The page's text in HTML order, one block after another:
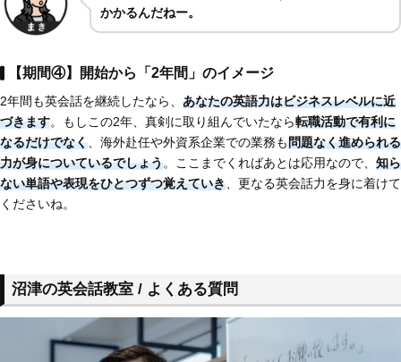
かかるんだねー。
【期間④】開始から「2年間」のイメージ
2年間も英会話を継続したなら、 あなたの英語力はビジネスレベルに近
づきます。もしこの2年、真剣に取り組んでいたなら転職活動で有利に
なるだけでなく 、海外赴任や外資系企業での業務も問題なく進められる
力が身についているでしょう。ここまでくればあとは応用なので、 知ら
ない単語や表現をひとつずつ覚えていき 、更なる英会話力を身に着けて
くださいね。
沼津の英会話教室 / よくある質問